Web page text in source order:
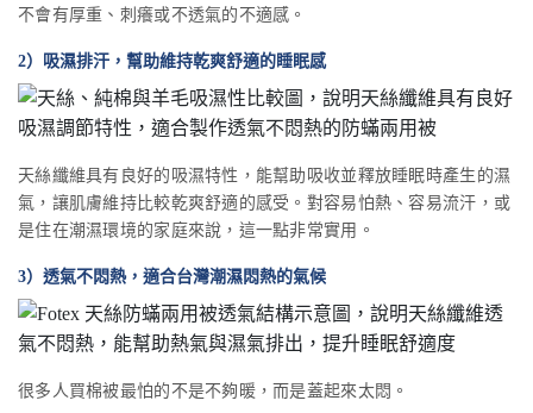
不會有厚重、刺癢或不透氣的不適感。
2）吸濕排汗，幫助維持乾爽舒適的睡眠感
天絲纖維具有良好的吸濕特性，能幫助吸收並釋放睡眠時產生的濕
氣，讓肌膚維持比較乾爽舒適的感受。對容易怕熱、容易流汗，或
是住在潮濕環境的家庭來說，這一點非常實用。
3）透氣不悶熱，適合台灣潮濕悶熱的氣候
很多人買棉被最怕的不是不夠暖，而是蓋起來太悶。